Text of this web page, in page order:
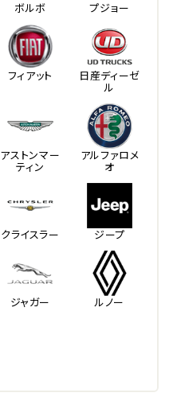
ボルボ プジョー
フィアット 日産ディーゼ
ル
アストンマー
ティン
アルファロメ
オ
クライスラー ジープ
ジャガー ルノー